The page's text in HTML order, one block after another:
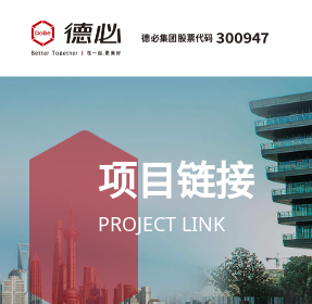
项目链接
PROJECT LINK